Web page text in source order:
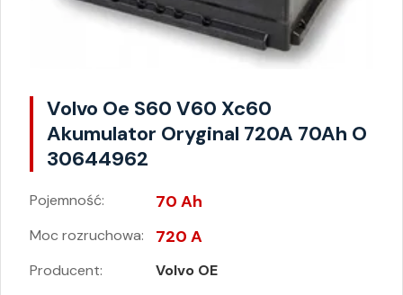
Volvo Oe S60 V60 Xc60
Akumulator Oryginal 720A 70Ah O
30644962
Pojemność: 70 Ah
Moc rozruchowa: 720 A
Producent: Volvo OE